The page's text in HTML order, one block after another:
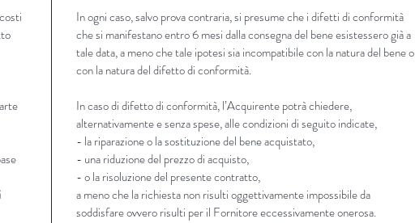
In ogni caso, salvo prova contraria, si presume che i difetti di conformità
che si manifestano entro 6 mesi dalla consegna del bene esistessero già a
tale data, a meno che tale ipotesi sia incompatibile con la natura del bene o
con la natura del difetto di conformità.
In caso di difetto di conformità, l’Acquirente potrà chiedere,
alternativamente e senza spese, alle condizioni di seguito indicate,
- la riparazione o la sostituzione del bene acquistato,
- una riduzione del prezzo di acquisto,
- o la risoluzione del presente contratto,
a meno che la richiesta non risulti oggettivamente impossibile da
soddisfare ovvero risulti per il Fornitore eccessivamente onerosa.